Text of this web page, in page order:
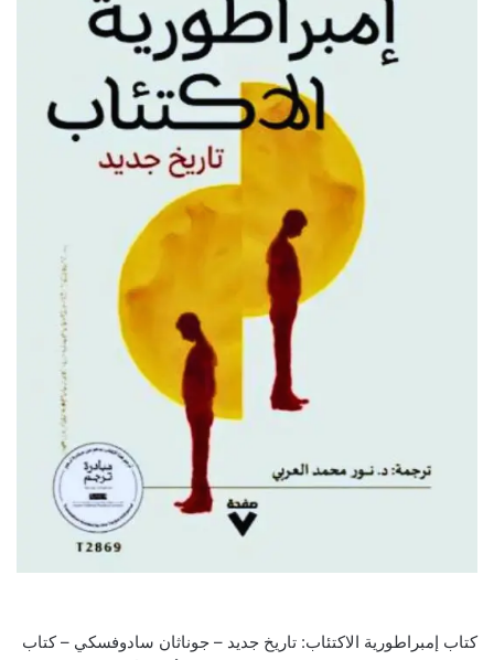
كتاب إمبراطورية الاكتئاب: تاريخ جديد – جوناثان سادوفسكي – كتاب